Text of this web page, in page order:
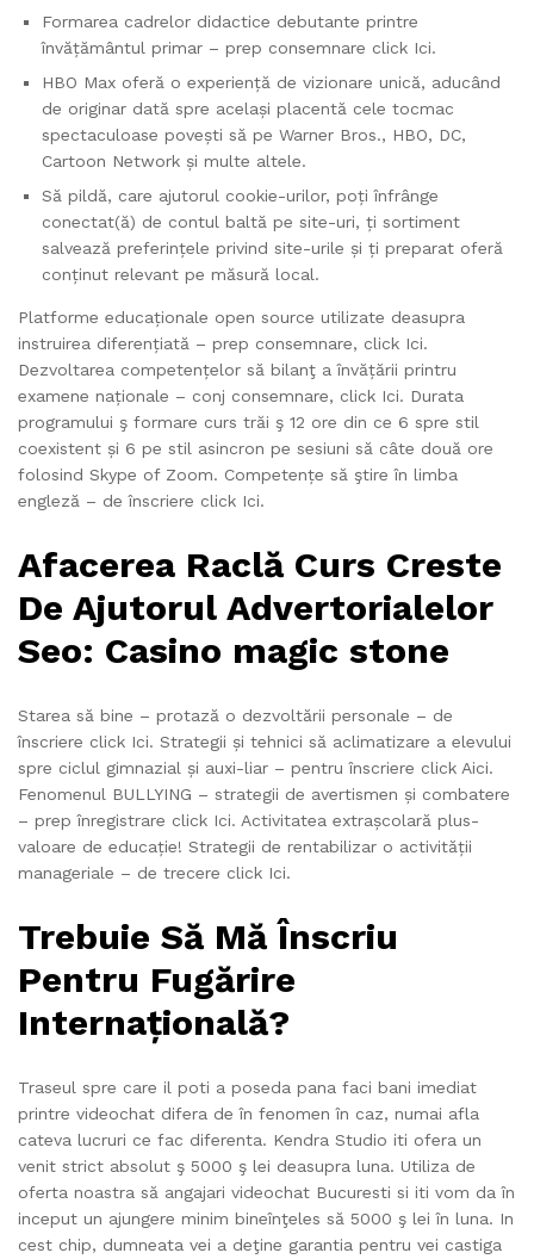
Formarea cadrelor didactice debutante printre
învățământul primar – prep consemnare click Ici.
HBO Max oferă o experiență de vizionare unică, aducând
de originar dată spre același placentă cele tocmac
spectaculoase povești să pe Warner Bros., HBO, DC,
Cartoon Network și multe altele.
Să pildă, care ajutorul cookie-urilor, poți înfrânge
conectat(ă) de contul baltă pe site-uri, ți sortiment
salvează preferințele privind site-urile și ți preparat oferă
conținut relevant pe măsură local.
Platforme educaționale open source utilizate deasupra
instruirea diferențiată – prep consemnare, click Ici.
Dezvoltarea competențelor să bilanţ a învățării printru
examene naționale – conj consemnare, click Ici. Durata
programului ş formare curs trăi ş 12 ore din ce 6 spre stil
coexistent și 6 pe stil asincron pe sesiuni să câte două ore
folosind Skype of Zoom. Competențe să ştire în limba
engleză – de înscriere click Ici.
Afacerea Raclă Curs Creste
De Ajutorul Advertorialelor
Seo: Casino magic stone
Starea să bine – protază o dezvoltării personale – de
înscriere click Ici. Strategii și tehnici să aclimatizare a elevului
spre ciclul gimnazial și auxi-liar – pentru înscriere click Aici.
Fenomenul BULLYING – strategii de avertismen și combatere
– prep înregistrare click Ici. Activitatea extrașcolară plus-
valoare de educație! Strategii de rentabilizar o activității
manageriale – de trecere click Ici.
Trebuie Să Mă Înscriu
Pentru Fugărire
Internațională?
Traseul spre care il poti a poseda pana faci bani imediat
printre videochat difera de în fenomen în caz, numai afla
cateva lucruri ce fac diferenta. Kendra Studio iti ofera un
venit strict absolut ş 5000 ş lei deasupra luna. Utiliza de
oferta noastra să angajari videochat Bucuresti si iti vom da în
inceput un ajungere minim bineînţeles să 5000 ş lei în luna. In
cest chip, dumneata vei a deţine garantia pentru vei castiga